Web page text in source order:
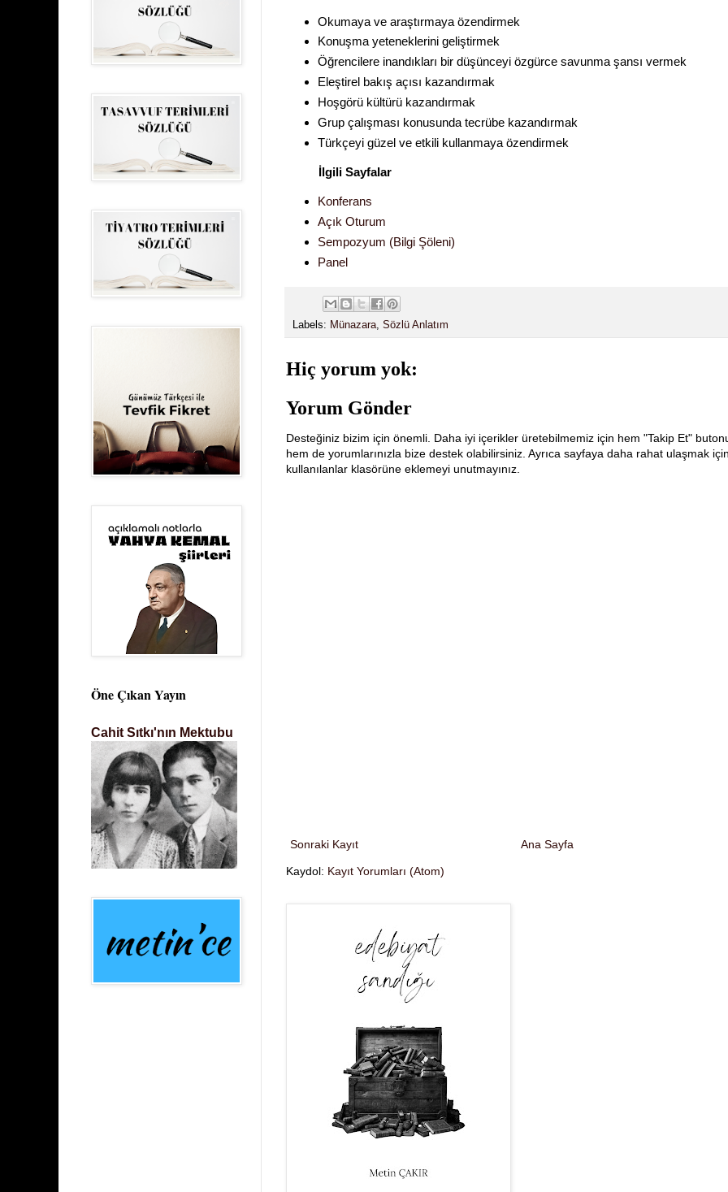
Okumaya ve araştırmaya özendirmek
Konuşma yeteneklerini geliştirmek
Öğrencilere inandıkları bir düşünceyi özgürce savunma şansı vermek
Eleştirel bakış açısı kazandırmak
Hoşgörü kültürü kazandırmak
Grup çalışması konusunda tecrübe kazandırmak
Türkçeyi güzel ve etkili kullanmaya özendirmek
İlgili Sayfalar
Konferans
Açık Oturum
Sempozyum (Bilgi Şöleni)
Panel
Labels: Münazara, Sözlü Anlatım
Hiç yorum yok:
Yorum Gönder
Desteğiniz bizim için önemli. Daha iyi içerikler üretebilmemiz için hem "Takip Et"
hem de yorumlarınızla bize destek olabilirsiniz. Ayrıca sayfaya daha rahat ulaşmak için
kullanılanlar klasörüne eklemeyi unutmayınız.
Sonraki Kayıt Ana Sayfa
Kaydol: Kayıt Yorumları (Atom)
Öne Çıkan Yayın
Cahit Sıtkı'nın Mektubu